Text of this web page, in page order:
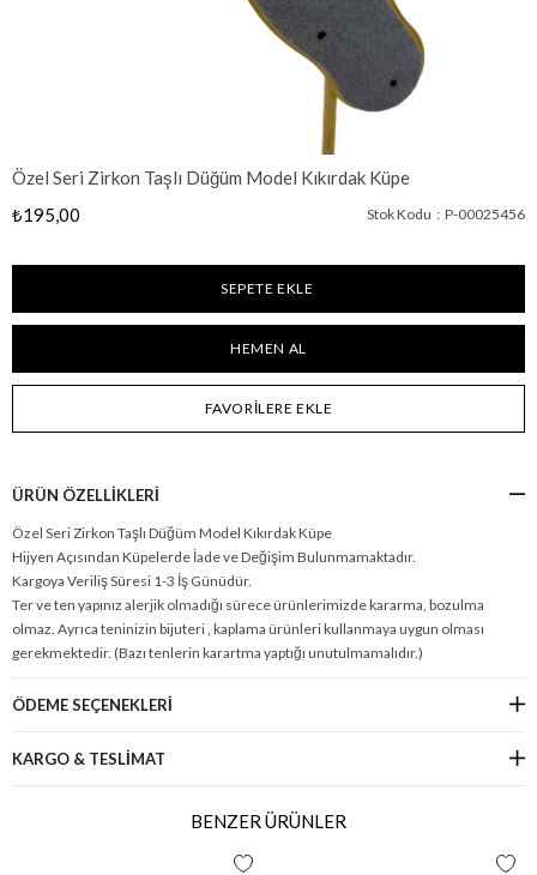
Özel Seri Zirkon Taşlı Düğüm Model Kıkırdak Küpe
₺195,00
Stok Kodu P-00025456
FAVORILERE EKLE
ÜRÜN ÖZELLIKLERI
Özel Seri Zirkon Taşlı Düğüm Model Kıkırdak Küpe
Hijyen Açısından Küpelerde İade ve Değişim Bulunmamaktadır.
Kargoya Veriliş Süresi 1-3 İş Günüdür.
Ter ve ten yapınız alerjik olmadığı sürece ürünlerimizde kararma, bozulma
olmaz. Ayrıca teninizin bijuteri , kaplama ürünleri kullanmaya uygun olması
gerekmektedir. (Bazı tenlerin karartma yaptığı unutulmamalıdır.)
ÖDEME SEÇENEKLERI
KARGO & TESLİMAT
BENZER ÜRÜNLER